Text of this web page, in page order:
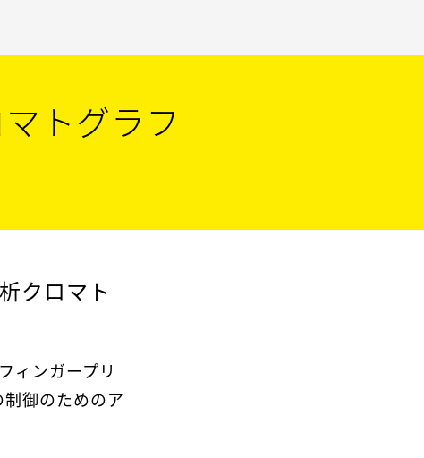
トグラフ
クロマト
ィンガープリ
御のためのア